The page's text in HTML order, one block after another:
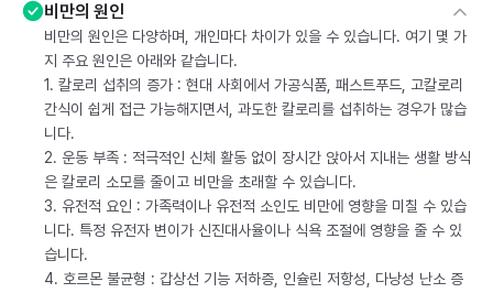
비만의 원인
비만의 원인은 다양하며, 개인마다 차이가 있을 수 있습니다. 여기 몇 가
지 주요 원인은 아래와 같습니다.
1. 칼로리 섭취의 증가 : 현대 사회에서 가공식품, 패스트푸드, 고칼로리
간식이 쉽게 접근 가능해지면서, 과도한 칼로리를 섭취하는 경우가 많습
니다.
2. 운동 부족 : 적극적인 신체 활동 없이 장시간 앉아서 지내는 생활 방식
은 칼로리 소모를 줄이고 비만을 초래할 수 있습니다.
3. 유전적 요인 : 가족력이나 유전적 소인도 비만에 영향을 미칠 수 있습
니다. 특정 유전자 변이가 신진대사율이나 식욕 조절에 영향을 줄 수 있
습니다.
4. 호르몬 불균형 : 갑상선 기능 저하증, 인슐린 저항성, 다낭성 난소 증